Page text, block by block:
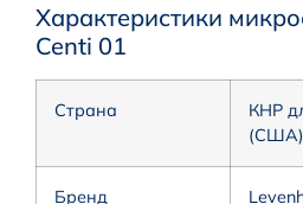
Характеристики
Centi 01
Страна
КНР
(США)
Бренд